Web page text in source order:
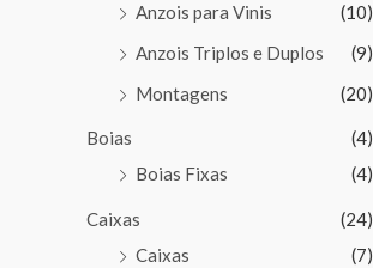
Anzois para Vinis
(10)
Anzois Triplos e Duplos
(9)
Montagens
(20)
Boias
(4)
Boias Fixas
(4)
Caixas
(24)
Caixas
(7)